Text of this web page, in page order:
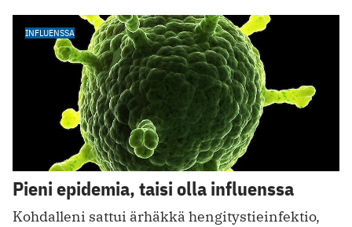
INFLUENSSA
Pieni epidemia, taisi olla influenssa
Kohdalleni sattui ärhäkkä hengitystieinfektio,